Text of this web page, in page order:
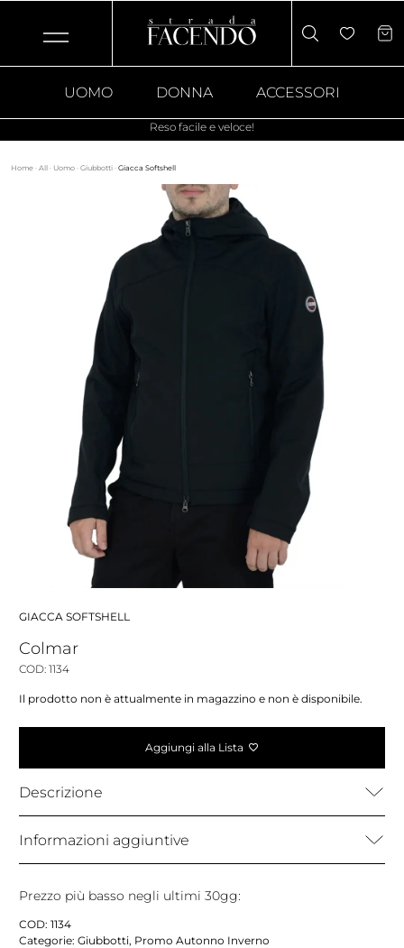
UOMO DONNA ACCESSORI
Reso facile e veloce!
Home · All · Uomo · Giubbotti · Giacca Softshell
GIACCA SOFTSHELL
Colmar
COD: 1134
Il prodotto non è attualmente in magazzino e non è disponibile.
Aggiungi alla Lista
Descrizione
Informazioni aggiuntive
Prezzo più basso negli ultimi 30gg:
COD: 1134
Categorie: Giubbotti, Promo Autonno Inverno